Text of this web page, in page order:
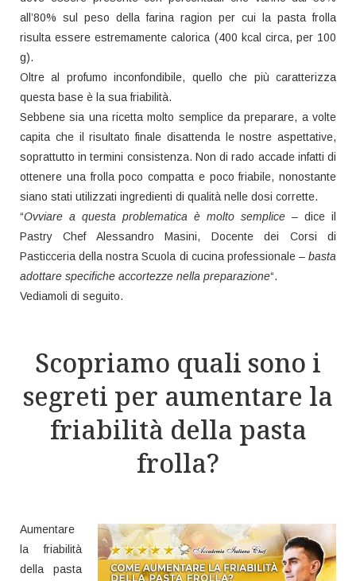
all’80% sul peso della farina ragion per cui la pasta frolla
risulta essere estremamente calorica (400 kcal circa, per 100
g).
Oltre al profumo inconfondibile, quello che più caratterizza
questa base è la sua friabilità.
Sebbene sia una ricetta molto semplice da preparare, a volte
capita che il risultato finale disattenda le nostre aspettative,
soprattutto in termini consistenza. Non di rado accade infatti di
ottenere una frolla poco compatta e poco friabile, nonostante
siano stati utilizzati ingredienti di qualità nelle dosi corrette.
“Ovviare a questa problematica è molto semplice – dice il
Pastry Chef Alessandro Masini, Docente dei Corsi di
Pasticceria della nostra Scuola di cucina professionale – basta
adottare specifiche accortezze nella preparazione“.
Vediamoli di seguito.
Scopriamo quali sono i
segreti per aumentare la
friabilità della pasta
frolla?
Aumentare
la friabilità
della pasta